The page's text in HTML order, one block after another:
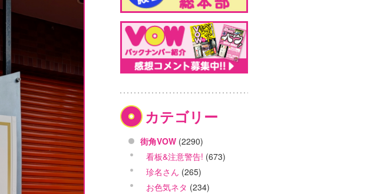
カテゴリー
街角VOW (2290)
看板&注意警告! (673)
珍名さん (265)
お色気ネタ (234)